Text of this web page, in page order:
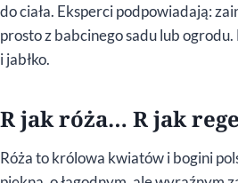
do ciała. Eksperci podpowiadają:
prosto z babcinego sadu lub ogrodu.
i jabłko.
R jak róża… R jak
Róża to królowa kwiatów i bogini